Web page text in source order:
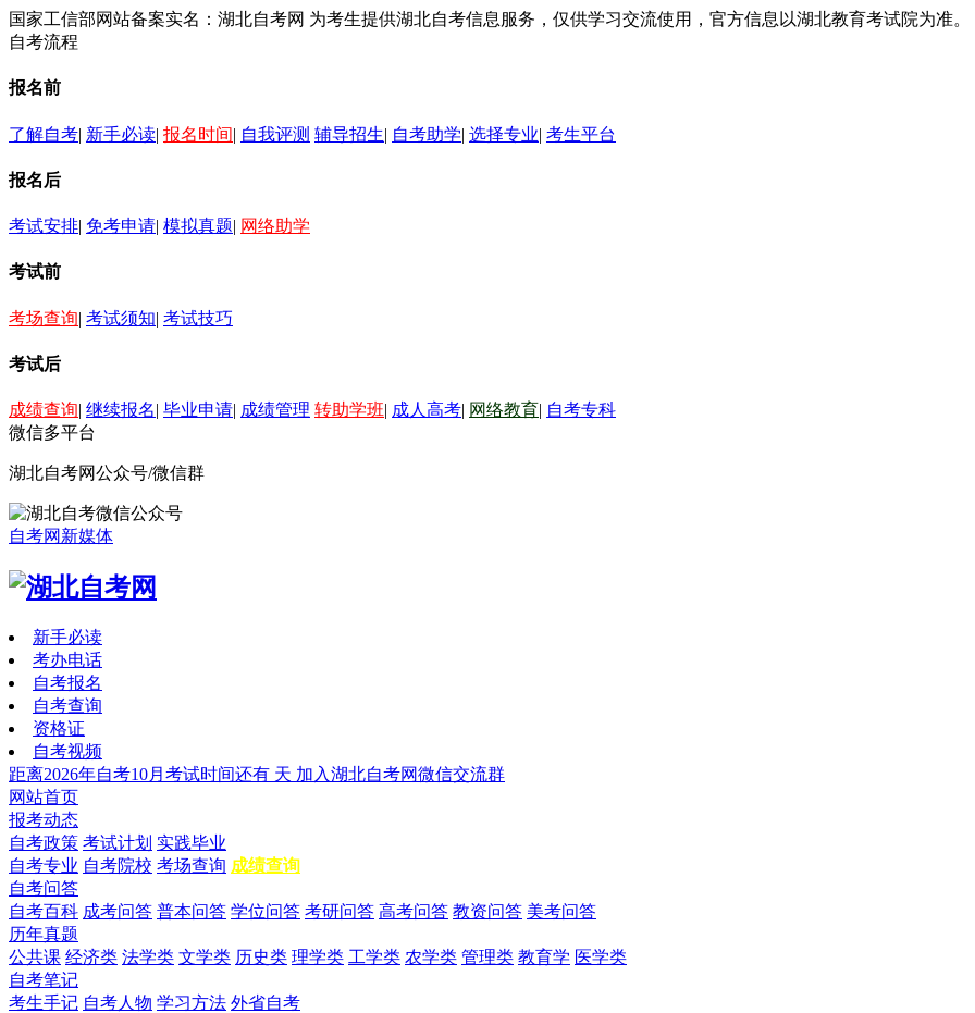
国家工信部网站备案实名：湖北自考网 为考生提供湖北自考信息服务，仅供学习交流使用，官方信息以湖北教育考试院为准。
自考流程
报名前
了解自考| 新手必读| 报名时间| 自我评测 辅导招生| 自考助学| 选择专业| 考生平台
报名后
考试安排| 免考申请| 模拟真题| 网络助学
考试前
考场查询| 考试须知| 考试技巧
考试后
成绩查询| 继续报名| 毕业申请| 成绩管理 转助学班| 成人高考| 网络教育| 自考专科
微信多平台
湖北自考网公众号/微信群
自考网新媒体
新手必读
考办电话
自考报名
自考查询
资格证
自考视频
距离2026年自考10月考试时间还有 天 加入湖北自考网微信交流群
网站首页
报考动态
自考政策 考试计划 实践毕业
自考专业 自考院校 考场查询 成绩查询
自考问答
自考百科 成考问答 普本问答 学位问答 考研问答 高考问答 教资问答 美考问答
历年真题
公共课 经济类 法学类 文学类 历史类 理学类 工学类 农学类 管理类 教育学 医学类
自考笔记
考生手记 自考人物 学习方法 外省自考